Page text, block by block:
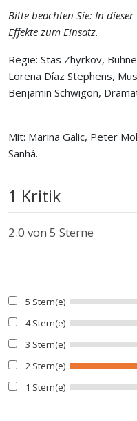
Bitte beachten Sie: In
Effekte zum Einsatz.
Regie: Stas Zhyrkov,
Lorena Díaz Stephens,
Benjamin Schwigon,
Mit: Marina Galic, Peter
Sanhá.
1 Kritik
2.0 von 5 Sterne
5 Stern(e)
4 Stern(e)
3 Stern(e)
2 Stern(e)
1 Stern(e)